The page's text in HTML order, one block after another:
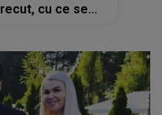
cu ce se